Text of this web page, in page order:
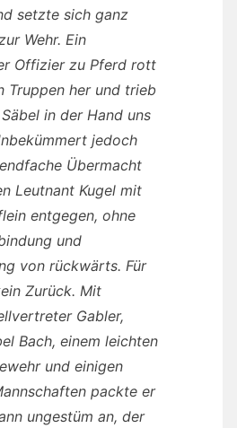
setzte sich ganz
Wehr. Ein
Offizier zu Pferd rott
Truppen her und trieb
in der Hand uns
jedoch
Übermacht
Leutnant Kugel mit
entgegen, ohne
und
von rückwärts. Für
Zurück. Mit
Gabler,
Bach, einem leichten
und einigen
packte er
ungestüm an, der